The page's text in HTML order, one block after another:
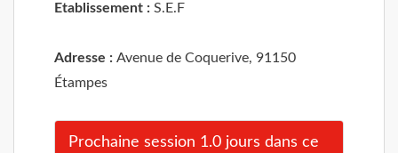
Etablissement : S.E.F
Adresse : Avenue de Coquerive, 91150
Étampes
Prochaine session 1.0 jours dans ce